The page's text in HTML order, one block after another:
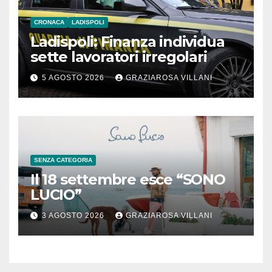
CRONACA LADISPOLI
Ladispoli: Finanza individua
sette lavoratori irregolari
5 AGOSTO 2026 GRAZIAROSA VILLANI
SENZA CATEGORIA
Il 18 settembre esce “SONO
LUCIO”
3 AGOSTO 2026 GRAZIAROSA VILLANI